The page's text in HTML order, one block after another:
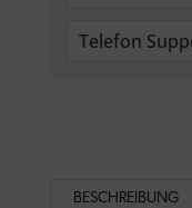
Telefon
BESCHREIBUNG